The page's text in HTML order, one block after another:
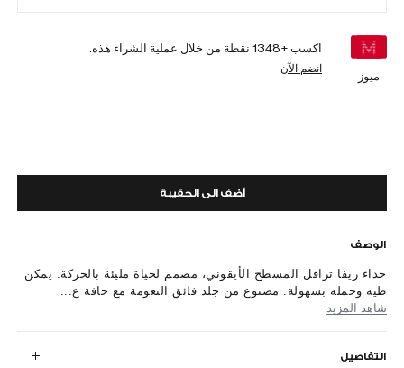
ميوز
اكسب +1348 نقطة من خلال عملية الشراء هذه.
انضم الآن
أضف الى الحقيبة
الوصف
حذاء ريفا ترافل المسطح الأيقوني، مصمم لحياة مليئة بالحركة. يمكن
طيه وحمله بسهولة. مصنوع من جلد فائق النعومة مع حافة ع...
شاهد المزيد
التفاصيل